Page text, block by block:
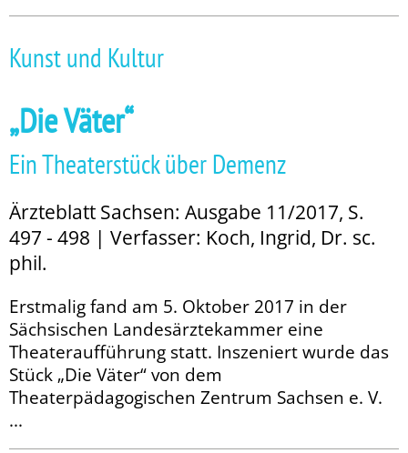
Kunst und Kultur
„Die Väter“
Ein Theaterstück über Demenz
Ärzteblatt Sachsen: Ausgabe 11/2017, S.
497 - 498 | Verfasser: Koch, Ingrid, Dr. sc.
phil.
Erstmalig fand am 5. Oktober 2017 in der
Sächsischen Landesärztekammer eine
Theateraufführung statt. Inszeniert wurde das
Stück „Die Väter“ von dem
Theaterpädagogischen Zentrum Sachsen e. V.
...